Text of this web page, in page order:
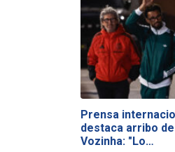
Prensa
destaca arribo de
Vozinha: "Lo…